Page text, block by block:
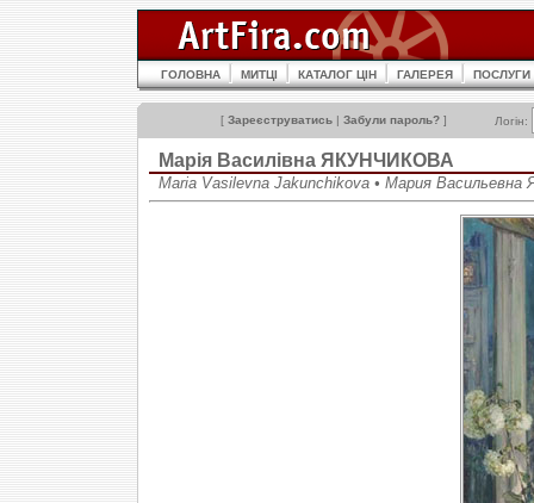
ГОЛОВНА МИТЦІ КАТАЛОГ ЦІН ГАЛЕРЕЯ ПОСЛУГИ
[ Зареєструватись | Забули пароль? ] Логін:
Марія Василівна ЯКУНЧИКОВА
Maria Vasilevna Jakunchikova • Мария Васильевна